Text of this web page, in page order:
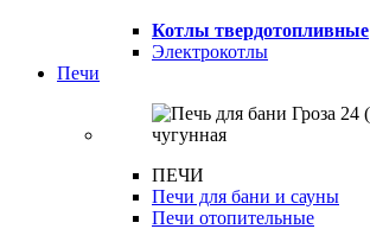
Котлы твердотопливные
Электрокотлы
Печи
ПЕЧИ
Печи для бани и сауны
Печи отопительные